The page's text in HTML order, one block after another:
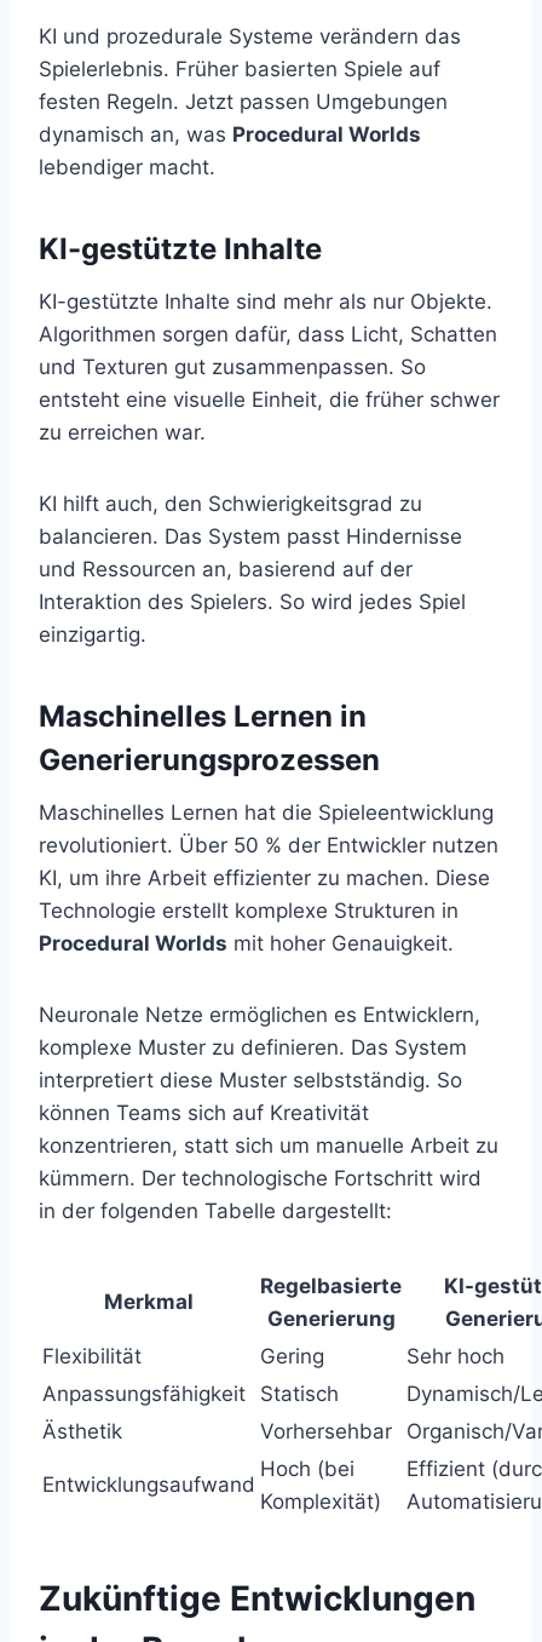
KI und prozedurale Systeme verändern das
Spielerlebnis. Früher basierten Spiele auf
festen Regeln. Jetzt passen Umgebungen
dynamisch an, was Procedural Worlds
lebendiger macht.
KI-gestützte Inhalte
KI-gestützte Inhalte sind mehr als nur Objekte.
Algorithmen sorgen dafür, dass Licht, Schatten
und Texturen gut zusammenpassen. So
entsteht eine visuelle Einheit, die früher schwer
zu erreichen war.
KI hilft auch, den Schwierigkeitsgrad zu
balancieren. Das System passt Hindernisse
und Ressourcen an, basierend auf der
Interaktion des Spielers. So wird jedes Spiel
einzigartig.
Maschinelles Lernen in
Generierungsprozessen
Maschinelles Lernen hat die Spieleentwicklung
revolutioniert. Über 50 % der Entwickler nutzen
KI, um ihre Arbeit effizienter zu machen. Diese
Technologie erstellt komplexe Strukturen in
Procedural Worlds mit hoher Genauigkeit.
Neuronale Netze ermöglichen es Entwicklern,
komplexe Muster zu definieren. Das System
interpretiert diese Muster selbstständig. So
können Teams sich auf Kreativität
konzentrieren, statt sich um manuelle Arbeit zu
kümmern. Der technologische Fortschritt wird
in der folgenden Tabelle dargestellt:
Merkmal
Regelbasierte
Generierung
KI-
Flexibilität
Gering
Sehr hoch
Anpassungsfähigkeit
Statisch
Dynamisch/
Ästhetik
Vorhersehbar Organisch/
Entwicklungsaufwand
Hoch (bei
Komplexität)
Effizient
Zukünftige Entwicklungen